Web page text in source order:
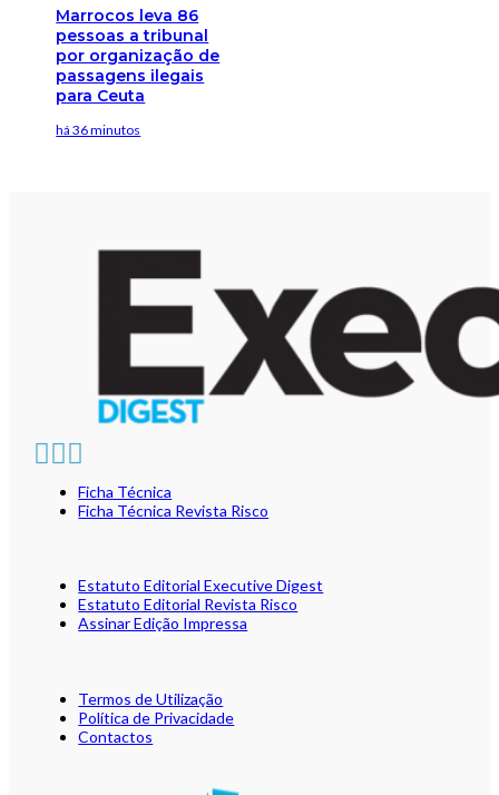
Marrocos leva 86
pessoas a tribunal
por organização de
passagens ilegais
para Ceuta
há 36 minutos
Ficha Técnica
Ficha Técnica Revista Risco
Estatuto Editorial Executive Digest
Estatuto Editorial Revista Risco
Assinar Edição Impressa
Termos de Utilização
Política de Privacidade
Contactos